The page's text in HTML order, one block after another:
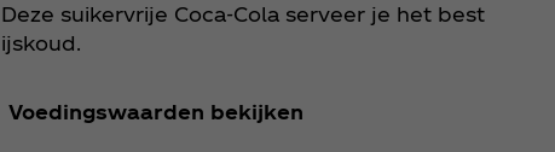
Deze suikervrije Coca‑Cola serveer je het best
ijskoud.
Voedingswaarden bekijken